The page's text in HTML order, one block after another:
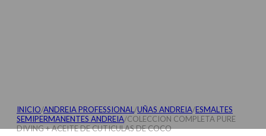
INICIO/ANDREIA PROFESSIONAL /UÑAS ANDREIA/ESMALTES
SEMIPERMANENTES ANDREIA/COLECCION COMPLETA PURE
DIVING + ACEITE DE CUTICULAS DE COCO